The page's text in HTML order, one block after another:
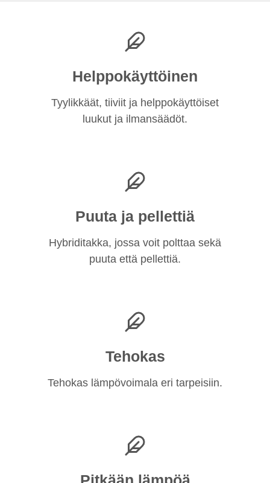
Helppokäyttöinen
Tyylikkäät, tiiviit ja helppokäyttöiset
luukut ja ilmansäädöt.
Puuta ja pellettiä
Hybriditakka, jossa voit polttaa sekä
puuta että pellettiä.
Tehokas
Tehokas lämpövoimala eri tarpeisiin.